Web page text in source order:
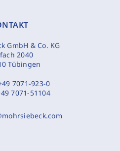
GmbH & Co. KG
2040
Tübingen
7071-923-0
7071-51104